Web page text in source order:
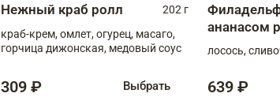
Нежный краб ролл
202 г
краб-крем, омлет, огурец, масаго,
горчица дижонская, медовый соус
309 ₽ Выбрать
ананасом
лосось,
639 ₽